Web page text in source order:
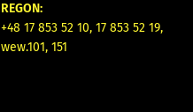
REGON:
+48 17 853 52 10, 17 853 52 19,
wew.101, 151